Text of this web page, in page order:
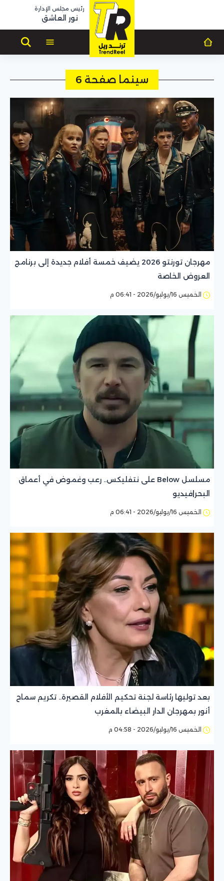
رئيس مجلس الإدارة
نور العاشق
سينما صفحة 6
مهرجان تورنتو 2026 يضيف خمسة أفلام جديدة إلى برنامج
العروض الخاصة
الخميس 16/يوليو/2026 - 06:41 م
مسلسل Below على نتفليكس.. رعب وغموض في أعماق
البحر|فيديو
الخميس 16/يوليو/2026 - 06:41 م
بعد توليها رئاسة لجنة تحكيم الأفلام القصيرة.. تكريم سماح
أنور بمهرجان الدار البيضاء بالمغرب
الخميس 16/يوليو/2026 - 04:58 م